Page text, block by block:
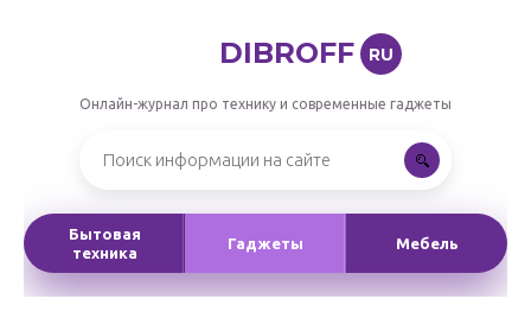
DIBROFF RU
Онлайн-журнал про технику и современные гаджеты
Бытовая
техника
Гаджеты Мебель